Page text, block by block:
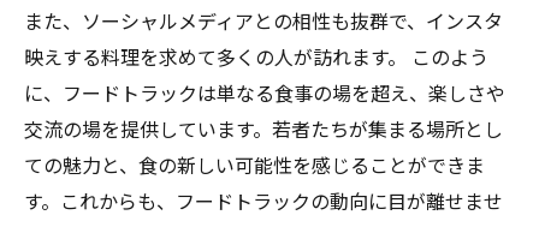
また、ソーシャルメディアとの相性も抜群で、インスタ
映えする料理を求めて多くの人が訪れます。 このよう
に、フードトラックは単なる食事の場を超え、楽しさや
交流の場を提供しています。若者たちが集まる場所とし
ての魅力と、食の新しい可能性を感じることができま
す。これからも、フードトラックの動向に目が離せませ